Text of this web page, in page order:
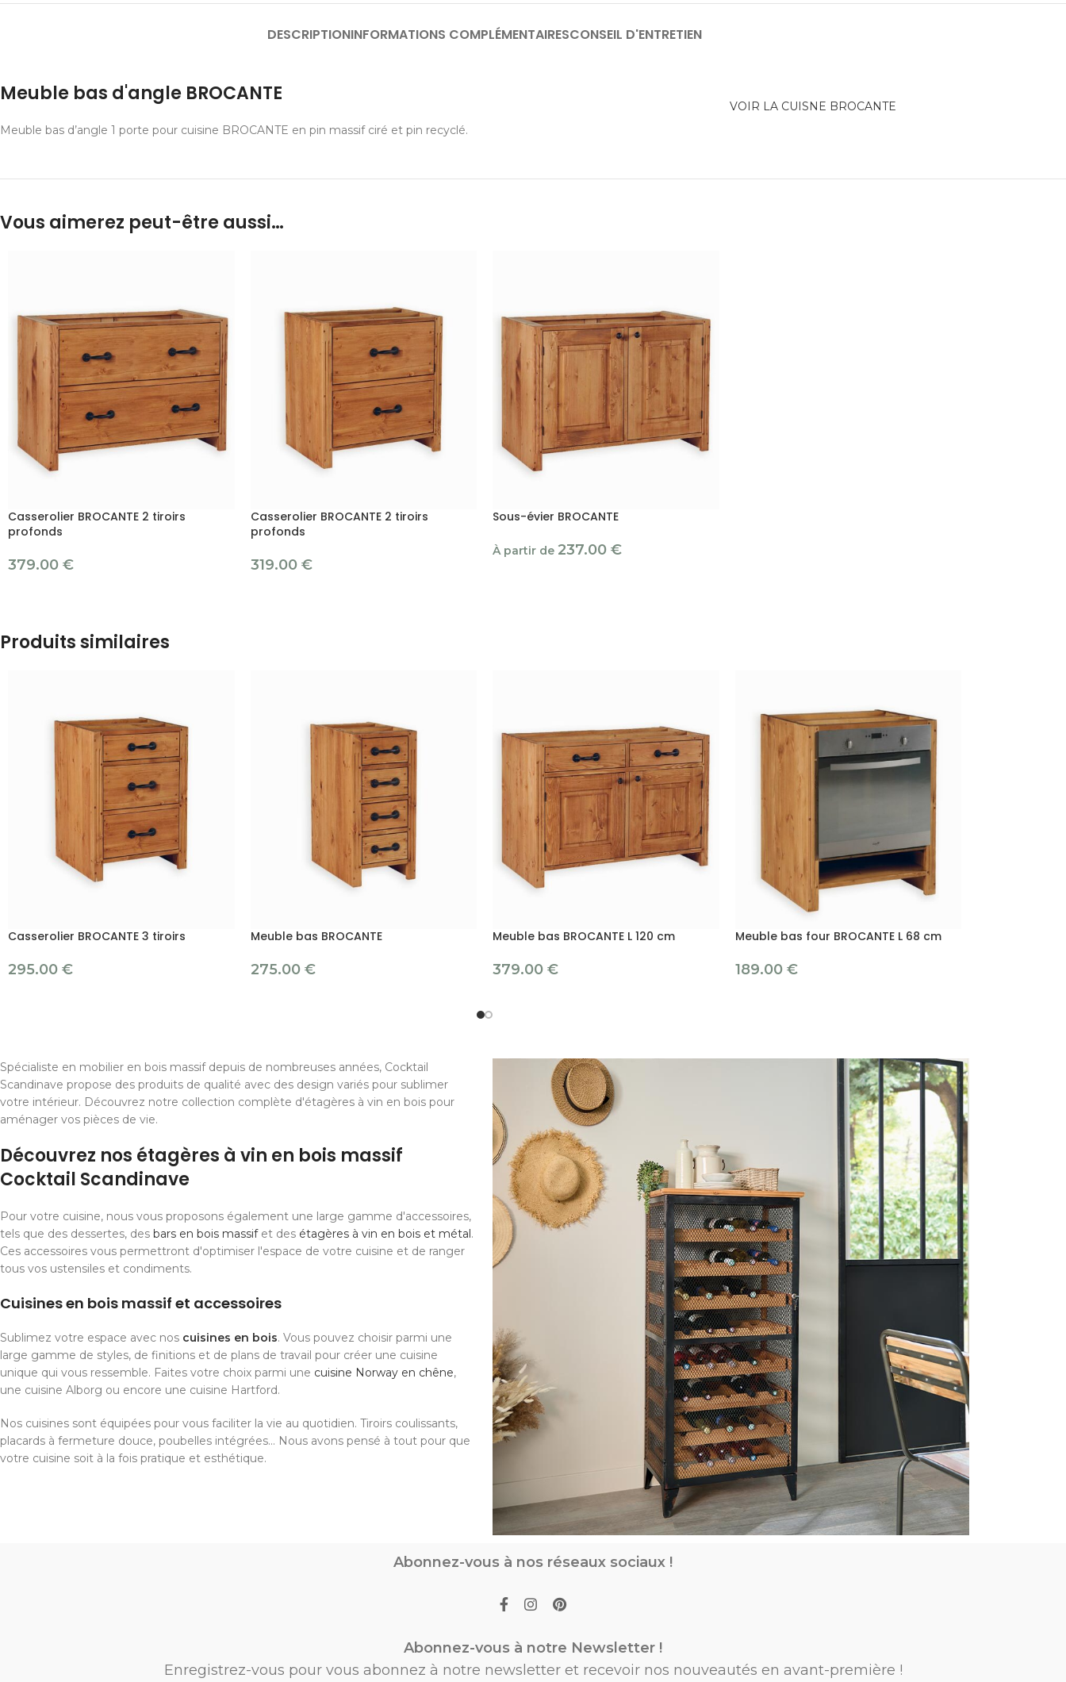
DESCRIPTIONINFORMATIONS COMPLÉMENTAIRESCONSEIL D'ENTRETIEN
Meuble bas d'angle BROCANTE
Meuble bas d’angle 1 porte pour cuisine BROCANTE en pin massif ciré et pin recyclé.
VOIR LA CUISNE BROCANTE
Vous aimerez peut-être aussi…
Casserolier BROCANTE 2 tiroirs
profonds
379.00 €
Casserolier BROCANTE 2 tiroirs
profonds
319.00 €
Sous-évier BROCANTE
À partir de 237.00 €
Produits similaires
Casserolier BROCANTE 3 tiroirs
295.00 €
Meuble bas BROCANTE
275.00 €
Meuble bas BROCANTE L 120 cm
379.00 €
Meuble bas four BROCANTE L 68 cm
189.00 €
Spécialiste en mobilier en bois massif depuis de nombreuses années, Cocktail
Scandinave propose des produits de qualité avec des design variés pour sublimer
votre intérieur. Découvrez notre collection complète d'étagères à vin en bois pour
aménager vos pièces de vie.
Découvrez nos étagères à vin en bois massif
Cocktail Scandinave
Pour votre cuisine, nous vous proposons également une large gamme d'accessoires,
tels que des dessertes, des bars en bois massifet des étagères à vin en bois et métal.
Ces accessoires vous permettront d'optimiser l'espace de votre cuisine et de ranger
tous vos ustensiles et condiments.
Cuisines en bois massif et accessoires
Sublimez votre espace avec nos cuisines en bois. Vous pouvez choisir parmi une
large gamme de styles, de finitions et de plans de travail pour créer une cuisine
unique qui vous ressemble. Faites votre choix parmi une cuisine Norway en chêne,
une cuisine Alborg ou encore une cuisine Hartford.
Nos cuisines sont équipées pour vous faciliter la vie au quotidien. Tiroirs coulissants,
placards à fermeture douce, poubelles intégrées... Nous avons pensé à tout pour que
votre cuisine soit à la fois pratique et esthétique.
Abonnez-vous à nos réseaux sociaux !
Abonnez-vous à notre Newsletter !
Enregistrez-vous pour vous abonnez à notre newsletter et recevoir nos nouveautés en avant-première !